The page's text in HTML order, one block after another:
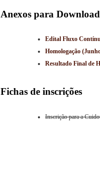
Anexos para Download
Edital Fluxo
Homologação
Resultado Final de
Fichas de inscrições
Inscrição para a